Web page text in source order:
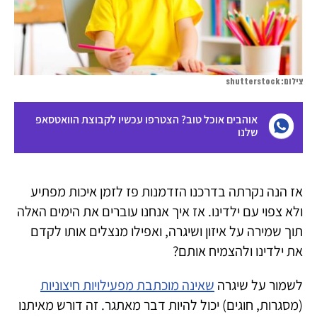
צילום: shutterstock
אוהבים אוכל טוב? הצטרפו עכשיו לקבוצת הוואטסאפ
שלנו
אז הנה נקרתה בדרכנו הזדמנות פז לזמן איכות מפתיע
ולא צפוי עם ילדינו. אז איך אנחנו עוברים את הימים האלה
תוך שמירה על איזון ושיגרה, ואפילו מנצלים אותו לקדם
את ילדינו ולהצמיח אותם?
לשמור על שיגרה שאינה מוכתבת מפעילויות חיצוניות
(מסגרות, חוגים) יכול להיות דבר מאתגר. זה דורש מאיתנו